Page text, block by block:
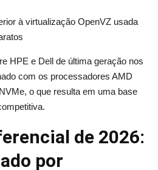
à virtualização OpenVZ usada
HPE e Dell de última geração nos
com os processadores AMD
o que resulta em uma base
de 2026:
por